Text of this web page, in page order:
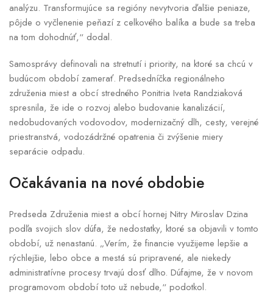
analýzu. Transformujúce sa regióny nevytvoria ďalšie peniaze,
pôjde o vyčlenenie peňazí z celkového balíka a bude sa treba
na tom dohodnúť,“ dodal.
Samosprávy definovali na stretnutí i priority, na ktoré sa chcú v
budúcom období zamerať. Predsedníčka regionálneho
združenia miest a obcí stredného Ponitria Iveta Randziaková
spresnila, že ide o rozvoj alebo budovanie kanalizácií,
nedobudovaných vodovodov, modernizačný dlh, cesty, verejné
priestranstvá, vodozádržné opatrenia či zvýšenie miery
separácie odpadu.
Očakávania na nové obdobie
Predseda Združenia miest a obcí hornej Nitry Miroslav Dzina
podľa svojich slov dúfa, že nedostatky, ktoré sa objavili v tomto
období, už nenastanú. „Verím, že financie využijeme lepšie a
rýchlejšie, lebo obce a mestá sú pripravené, ale niekedy
administratívne procesy trvajú dosť dlho. Dúfajme, že v novom
programovom období toto už nebude,“ podotkol.